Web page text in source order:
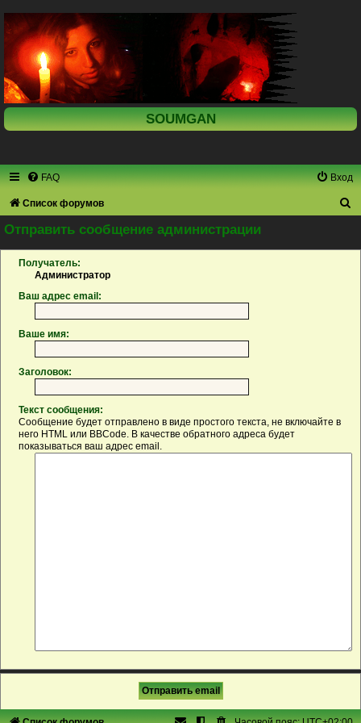
SOUMGAN
FAQ Вход
Список форумов
Отправить сообщение администрации
Получатель:
Администратор
Ваш адрес email:
Ваше имя:
Заголовок:
Текст сообщения:
Сообщение будет отправлено в виде простого текста, не включайте в
него HTML или BBCode. В качестве обратного адреса будет
показываться ваш адрес email.